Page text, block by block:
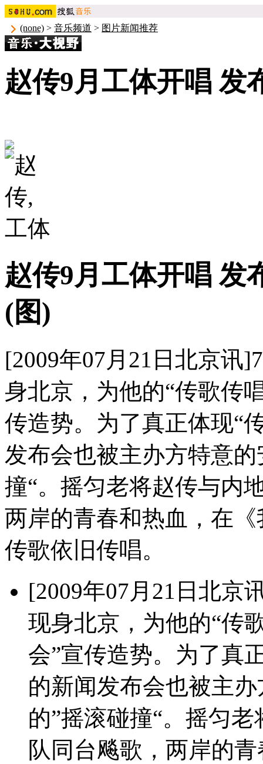
(none) > 音乐频道 > 图片新闻推荐
赵传9月工体开唱 发
赵传9月工体开唱 发
(图)
[2009年07月21日北京讯
身北京，为他的“传歌传
传造势。为了真正体现“
发布会也被主办方特意
撞“。摇匀老将赵传与内
两岸的青春和热血，在
传歌依旧传唱。
[2009年07月21日北京
现身北京，为他的“传
会”宣传造势。为了真
的新闻发布会也被主
的”摇滚碰撞“。摇匀
队同台飚歌，两岸的